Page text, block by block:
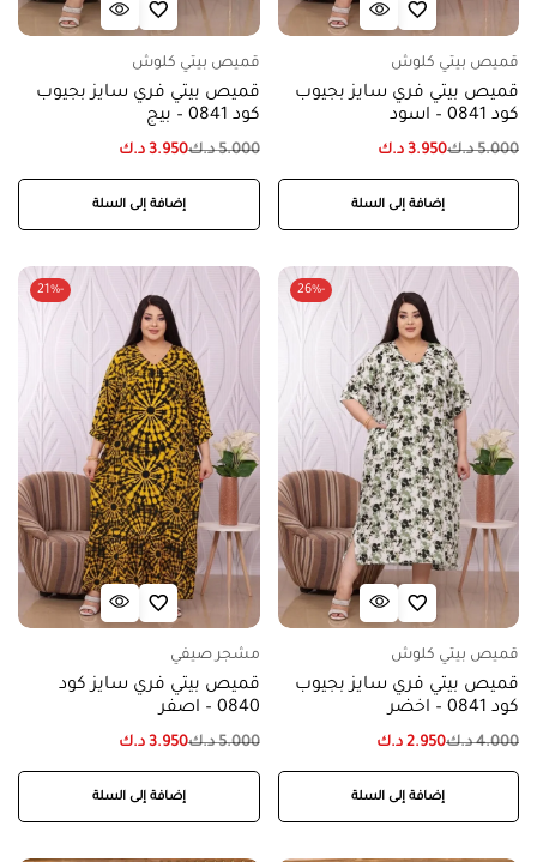
قميص بيتي كلوش
قميص بيتي فري سايز بجيوب
كود 0841 – اسود
5.000 د.ك3.950 د.ك
إضافة إلى السلة
قميص بيتي كلوش
قميص بيتي فري سايز بجيوب
كود 0841 – بيج
5.000 د.ك3.950 د.ك
إضافة إلى السلة
-26%
قميص بيتي كلوش
قميص بيتي فري سايز بجيوب
كود 0841 – اخضر
4.000 د.ك2.950 د.ك
إضافة إلى السلة
-21%
مشجر صيفي
قميص بيتي فري سايز كود
0840 – اصفر
5.000 د.ك3.950 د.ك
إضافة إلى السلة